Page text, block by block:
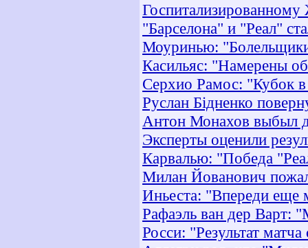
"Барселона" и "Реал"
Моуринью:
Касильяс: "Намерены
Серхио Рамос: "Кубок
Руслан Бідненко
Антон Монахов выбыл
Эксперты оценили
Карвалью: "Победа
Милан Йованович
Иньеста: "Впереди
Рафаэль ван дер Варт:
Росси: "Результат